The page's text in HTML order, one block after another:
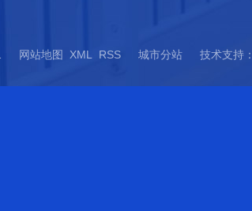
网站地图 XML RSS 城市分站
城市分站
四川
技术支持